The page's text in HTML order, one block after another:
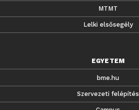
MTMT
Lelki elsősegély
EGYETEM
bme.hu
Szervezeti felépítés